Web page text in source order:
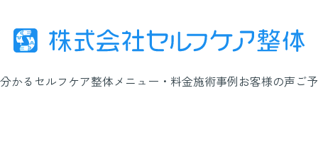
かるセルフケア整体メニュー・料金施術事例お客様の声ご